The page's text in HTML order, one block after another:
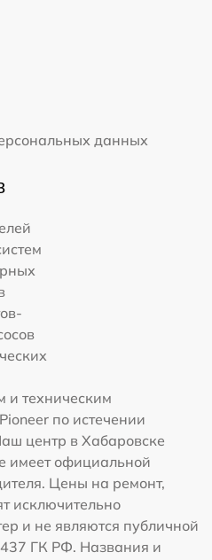
данных
и техническим
по истечении
центр в Хабаровске
имеет официальной
Цены на ремонт,
исключительно
и не являются публичной
437 ГК РФ. Названия и